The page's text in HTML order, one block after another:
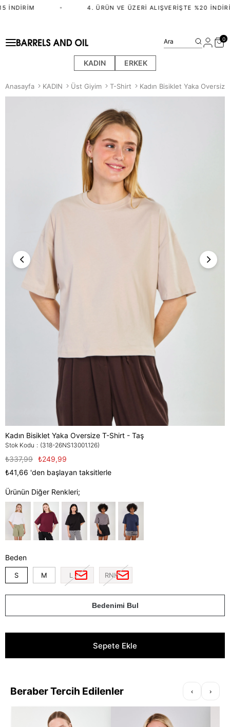
İNDIRIM 4. ÜRÜN VE ÜZERI ALIŞVERIŞTE %20 İNDIRIM
KADIN ERKEK
Ara 0
Anasayfa KADIN Üst Giyim T-Shirt Kadın Bisiklet Yaka
Kadın Bisiklet Yaka Oversize T-Shirt - Taş
Stok Kodu (318-26NS13001.126)
₺337,99 ₺249,99
₺41,66 'den başlayan taksitlerle
Ürünün Diğer Renkleri;
Beden
S M L RNK
Bedenimi Bul
Beraber Tercih Edilenler ‹ ›